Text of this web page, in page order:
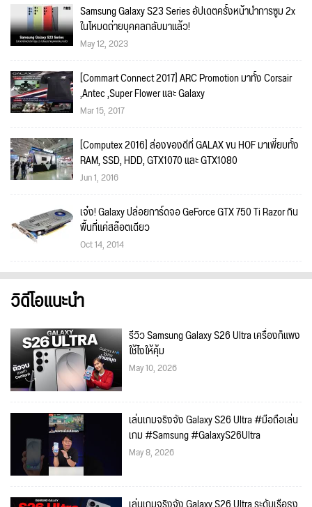
Samsung Galaxy S23 Series อัปเดตครั้งหน้านำการซูม 2x
ในโหมดถ่ายบุคคลกลับมาแล้ว!
May 12, 2023
[Commart Connect 2017] ARC Promotion มาทั้ง Corsair
,Antec ,Super Flower และ Galaxy
Mar 15, 2017
[Computex 2016] ส่องของดีที่ GALAX ขน HOF มาเพี๊ยบทั้ง
RAM, SSD, HDD, GTX1070 และ GTX1080
Jun 1, 2016
เจ๋ง! Galaxy ปล่อยการ์ดจอ GeForce GTX 750 Ti Razor กิน
พื้นที่แค่สล๊อตเดียว
Oct 14, 2014
วิดีโอแนะนำ
รีวิว Samsung Galaxy S26 Ultra เครื่องก็แพง
ใช้ไงให้คุ้ม
May 10, 2026
เล่นเกมจริงจัง Galaxy S26 Ultra #มือถือเล่น
เกม #Samsung #GalaxyS26Ultra
May 8, 2026